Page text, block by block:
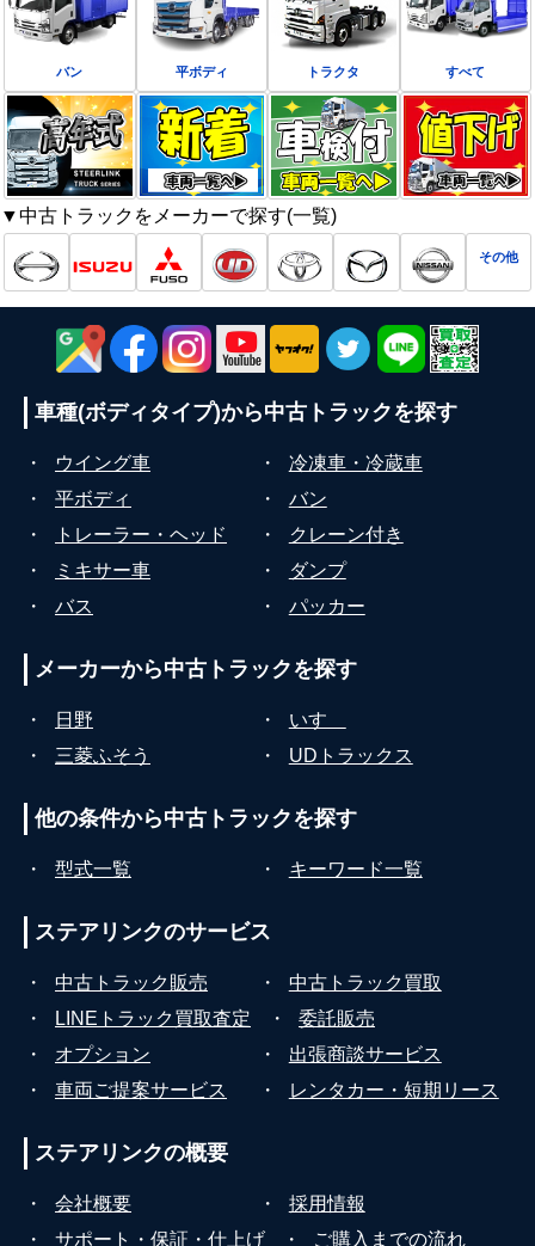
バン 平ボディ トラクタ すべて
▼中古トラックをメーカーで探す(一覧)
その他
車種(ボディタイプ)から中古トラックを探す
・ ウイング車 ・
冷凍車・冷蔵車
・
平ボディ ・
バン
・
トレーラー・ヘッド ・
クレーン付き
・
ミキサー車 ・
ダンプ
・
バス ・ パッカー
メーカーから中古トラックを探す
・ 日野 ・
いすゞ
・
三菱ふそう ・ UDトラックス
他の条件から中古トラックを探す
・ 型式一覧 ・ キーワード一覧
ステアリンクのサービス
・ 中古トラック販売 ・
中古トラック買取
・
LINEトラック買取査定 ・
委託販売
・
オプション ・
出張商談サービス
・
車両ご提案サービス ・ レンタカー・短期リース
ステアリンクの概要
・ 会社概要 ・
採用情報
・
サポート・保証・仕上げ ・ ご購入までの流れ